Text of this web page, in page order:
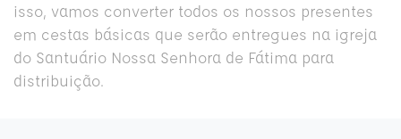
isso, vamos converter todos os nossos presentes
em cestas básicas que serão entregues na igreja
do Santuário Nossa Senhora de Fátima para
distribuição.